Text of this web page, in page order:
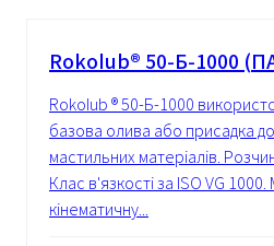
Rokolub® 50-Б-1000
Rokolub ® 50-Б-1000
базова олива або присадка
мастильних матеріалів.
Клас в'язкості за ISO VG 1000.
кінематичну...